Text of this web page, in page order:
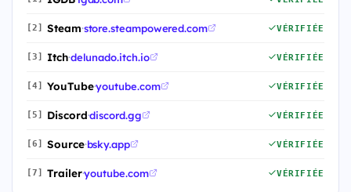
[2] Steam·store.steampowered.com VÉRIFIÉE
[3] Itch·delunado.itch.io VÉRIFIÉE
[4] YouTube·youtube.com VÉRIFIÉE
[5] Discord·discord.gg VÉRIFIÉE
[6] Source·bsky.app VÉRIFIÉE
[7] Trailer·youtube.com VÉRIFIÉE